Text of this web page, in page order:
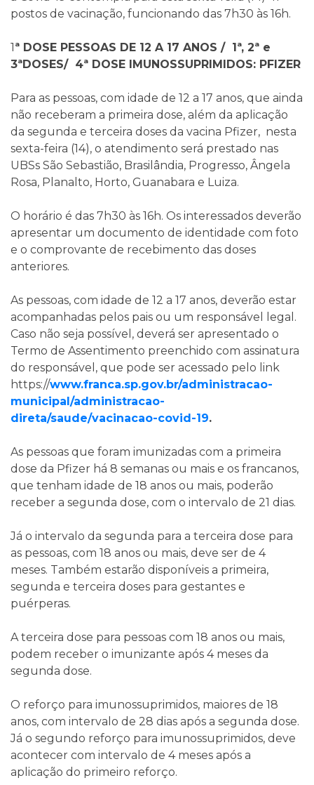
postos de vacinação, funcionando das 7h30 às 16h.
1ª DOSE PESSOAS DE 12 A 17 ANOS / 1ª, 2ª e
3ªDOSES/ 4ª DOSE IMUNOSSUPRIMIDOS: PFIZER
Para as pessoas, com idade de 12 a 17 anos, que ainda
não receberam a primeira dose, além da aplicação
da segunda e terceira doses da vacina Pfizer, nesta
sexta-feira (14), o atendimento será prestado nas
UBSs São Sebastião, Brasilândia, Progresso, Ângela
Rosa, Planalto, Horto, Guanabara e Luiza.
O horário é das 7h30 às 16h. Os interessados deverão
apresentar um documento de identidade com foto
e o comprovante de recebimento das doses
anteriores.
As pessoas, com idade de 12 a 17 anos, deverão estar
acompanhadas pelos pais ou um responsável legal.
Caso não seja possível, deverá ser apresentado o
Termo de Assentimento preenchido com assinatura
do responsável, que pode ser acessado pelo link
https://www.franca.sp.gov.br/administracao-
municipal/administracao-
direta/saude/vacinacao-covid-19.
As pessoas que foram imunizadas com a primeira
dose da Pfizer há 8 semanas ou mais e os francanos,
que tenham idade de 18 anos ou mais, poderão
receber a segunda dose, com o intervalo de 21 dias.
Já o intervalo da segunda para a terceira dose para
as pessoas, com 18 anos ou mais, deve ser de 4
meses. Também estarão disponíveis a primeira,
segunda e terceira doses para gestantes e
puérperas.
A terceira dose para pessoas com 18 anos ou mais,
podem receber o imunizante após 4 meses da
segunda dose.
O reforço para imunossuprimidos, maiores de 18
anos, com intervalo de 28 dias após a segunda dose.
Já o segundo reforço para imunossuprimidos, deve
acontecer com intervalo de 4 meses após a
aplicação do primeiro reforço.